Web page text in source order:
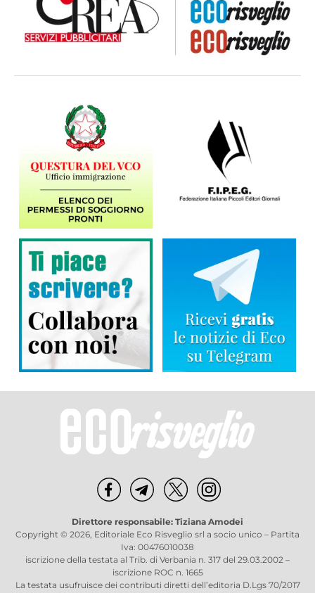
Direttore responsabile: Tiziana Amodei
Copyright © 2026, Editoriale Eco Risveglio srl a socio unico – Partita
Iva: 00476010038
iscrizione della testata al Trib. di Verbania n. 317 del 29.03.2002 –
iscrizione ROC n. 1665
La testata usufruisce dei contributi diretti dell’editoria D.Lgs 70/2017